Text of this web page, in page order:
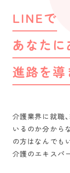
LINEで
あなたに
進路を導
介護業界に就職
いるのか分から
の方はなんでも
介護のエキスパ